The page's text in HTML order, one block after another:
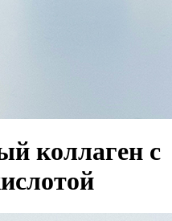
коллаген с